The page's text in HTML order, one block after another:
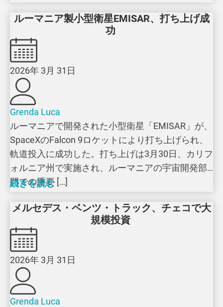
ルーマニア製小型衛星EMISAR、打ち上げ成
功
2026年 3月 31日
Grenda Luca
ルーマニアで開発された小型衛星「EMISAR」が、
SpaceXのFalcon 9ロケットにより打ち上げられ、
軌道投入に成功した。打ち上げは3月30日、カリフ
ォルニア州で実施され、ルーマニアの宇宙開発部
門での重要 […]
続きを読む
メルセデス・ベンツ・トラック、チェコで大
規模投資
2026年 3月 31日
Grenda Luca